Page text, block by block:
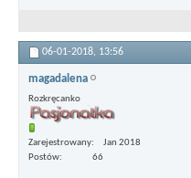
06-01-2018, 13:56
magadalena
Rozkręcanko
Zarejestrowany
Jan 2018
Postów
66